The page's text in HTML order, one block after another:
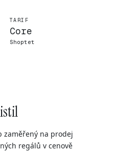
TARIF
Core
Shoptet
zaměřený na prodej
regálů v cenově